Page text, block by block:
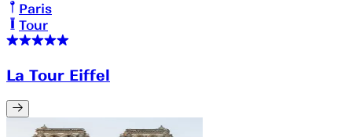
Paris
Tour
La Tour Eiffel